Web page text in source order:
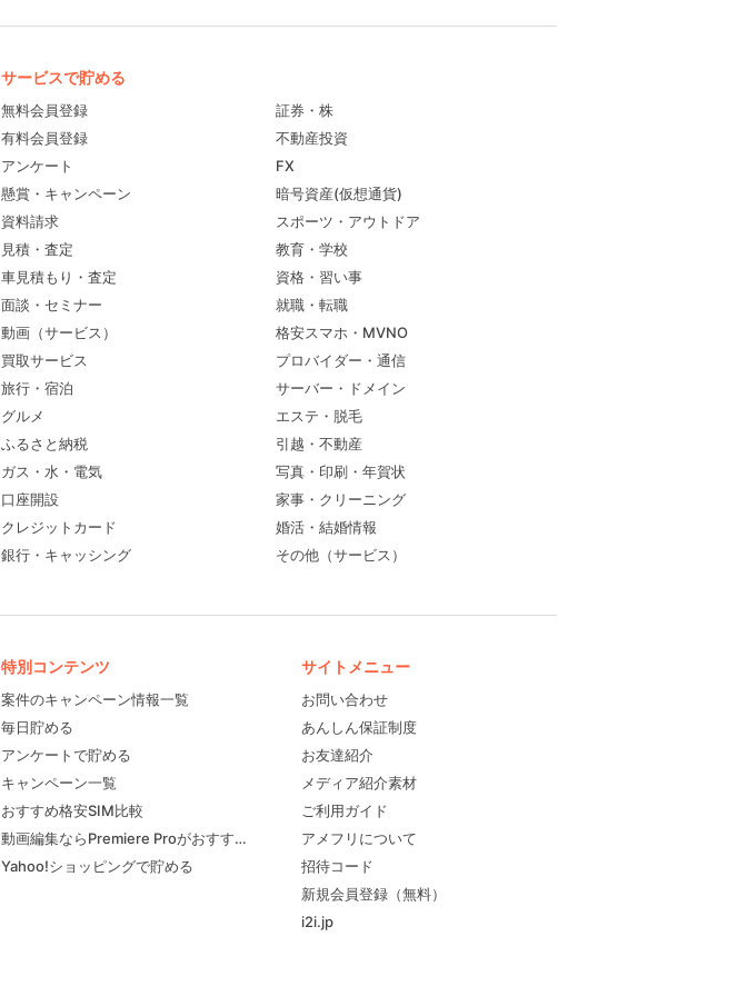
サービスで貯める
無料会員登録
有料会員登録
アンケート
懸賞・キャンペーン
資料請求
見積・査定
車見積もり・査定
面談・セミナー
動画（サービス）
買取サービス
旅行・宿泊
グルメ
ふるさと納税
ガス・水・電気
口座開設
クレジットカード
銀行・キャッシング
証券・株
不動産投資
FX
暗号資産(仮想通貨)
スポーツ・アウトドア
教育・学校
資格・習い事
就職・転職
格安スマホ・MVNO
プロバイダー・通信
サーバー・ドメイン
エステ・脱毛
引越・不動産
写真・印刷・年賀状
家事・クリーニング
婚活・結婚情報
その他（サービス）
特別コンテンツ
案件のキャンペーン情報一覧
毎日貯める
アンケートで貯める
キャンペーン一覧
おすすめ格安SIM比較
動画編集ならPremiere Proがおすすめ！
Yahoo!ショッピングで貯める
サイトメニュー
お問い合わせ
あんしん保証制度
お友達紹介
メディア紹介素材
ご利用ガイド
アメフリについて
招待コード
新規会員登録（無料）
i2i.jp